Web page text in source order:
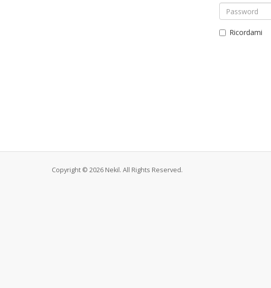
Ricordami
Copyright © 2026 Nekil. All Rights Reserved.